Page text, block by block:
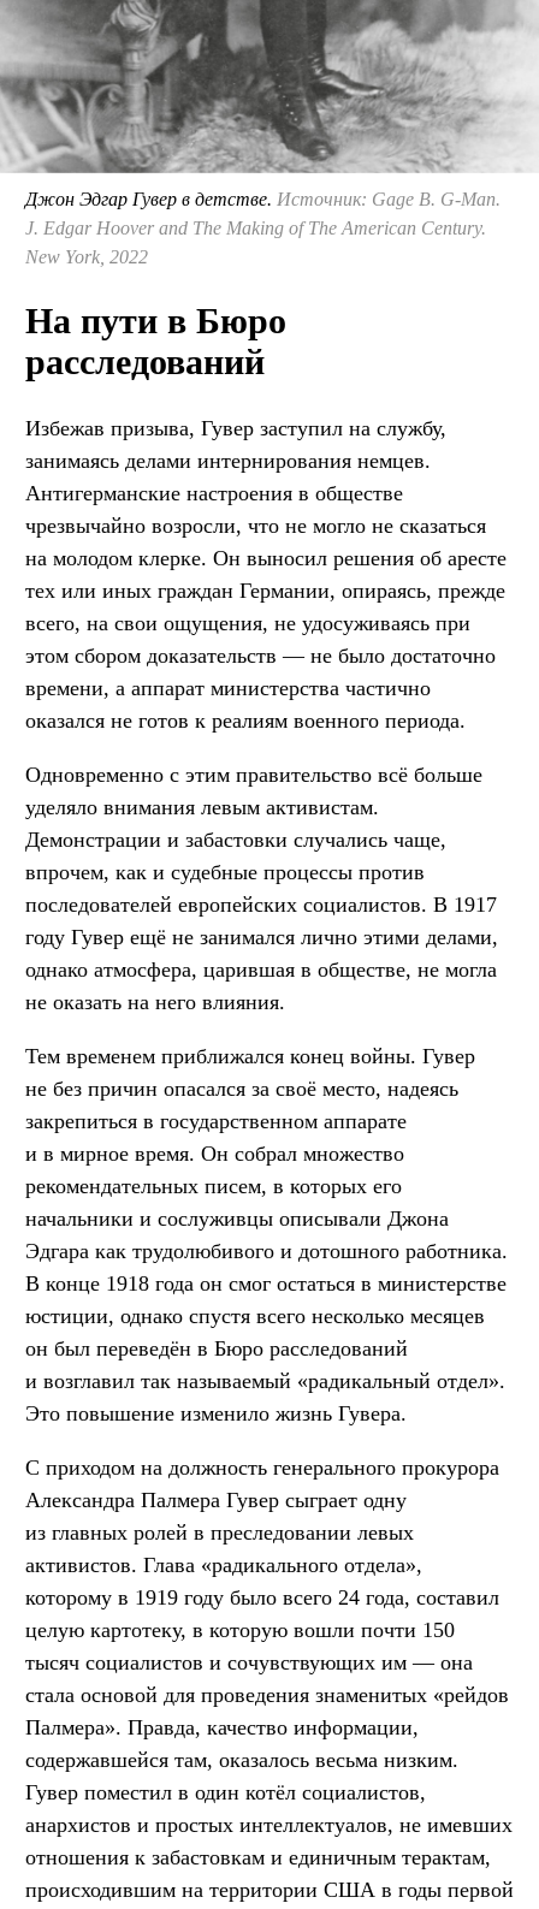
Джон Эдгар Гувер в детстве. Источник: Gage B. G-Man.
J. Edgar Hoover and The Making of The American Century.
New York, 2022
На пути в Бюро
расследований
Избежав призыва, Гувер заступил на службу,
занимаясь делами интернирования немцев.
Антигерманские настроения в обществе
чрезвычайно возросли, что не могло не сказаться
на молодом клерке. Он выносил решения об аресте
тех или иных граждан Германии, опираясь, прежде
всего, на свои ощущения, не удосуживаясь при
этом сбором доказательств — не было достаточно
времени, а аппарат министерства частично
оказался не готов к реалиям военного периода.
Одновременно с этим правительство всё больше
уделяло внимания левым активистам.
Демонстрации и забастовки случались чаще,
впрочем, как и судебные процессы против
последователей европейских социалистов. В 1917
году Гувер ещё не занимался лично этими делами,
однако атмосфера, царившая в обществе, не могла
не оказать на него влияния.
Тем временем приближался конец войны. Гувер
не без причин опасался за своё место, надеясь
закрепиться в государственном аппарате
и в мирное время. Он собрал множество
рекомендательных писем, в которых его
начальники и сослуживцы описывали Джона
Эдгара как трудолюбивого и дотошного работника.
В конце 1918 года он смог остаться в министерстве
юстиции, однако спустя всего несколько месяцев
он был переведён в Бюро расследований
и возглавил так называемый «радикальный отдел».
Это повышение изменило жизнь Гувера.
С приходом на должность генерального прокурора
Александра Палмера Гувер сыграет одну
из главных ролей в преследовании левых
активистов. Глава «радикального отдела»,
которому в 1919 году было всего 24 года, составил
целую картотеку, в которую вошли почти 150
тысяч социалистов и сочувствующих им — она
стала основой для проведения знаменитых «рейдов
Палмера». Правда, качество информации,
содержавшейся там, оказалось весьма низким.
Гувер поместил в один котёл социалистов,
анархистов и простых интеллектуалов, не имевших
отношения к забастовкам и единичным терактам,
происходившим на территории США в годы первой